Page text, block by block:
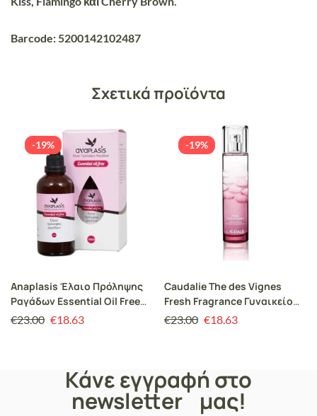
Barcode: 5200142102487
Σχετικά προϊόντα
-19%
Anaplasis Έλαιο Πρόληψης
Ραγάδων Essential Oil Free
100ml
€23.00 €18.63
-19%
Caudalie The des Vignes
Fresh Fragrance Γυναικείο
Άρωμα, 50ml
€23.00 €18.63
Κάνε εγγραφή στο
newsletter μας!